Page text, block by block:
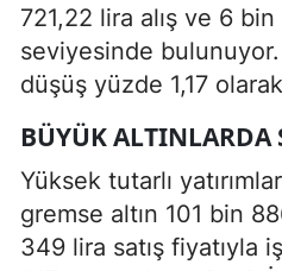
721,22 lira alış ve 6
seviyesinde
düşüş yüzde 1,17
BÜYÜK ALTINLARDA
Yüksek tutarlı
gremse altın 101 bin
349 lira satış fiyatıyla